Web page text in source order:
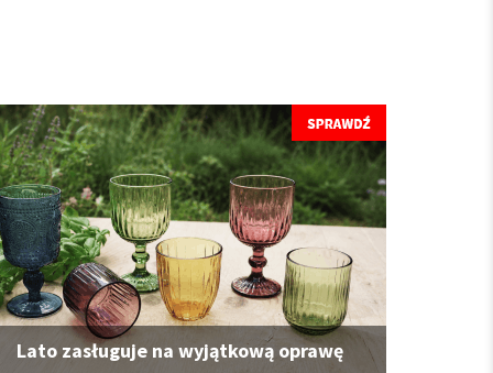
Lato zasługuje na wyjątkową oprawę